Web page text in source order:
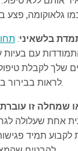
בלשאיני:
עם בעיות
שלך לקבלת
לראות בבירור בלי לשפר את המצב.
שמחלה זו
אחת שעלולה
תמיד